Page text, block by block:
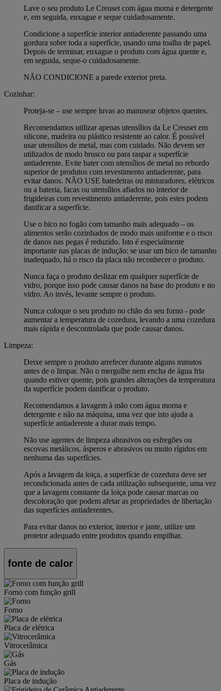
Lave o seu produto Le Creuset com água morna e detergente
e, em seguida, enxague e seque cuidadosamente.
Condicione a superfície interior antiaderente passando uma
gordura sobre toda a superfície, usando uma toalha de papel.
Depois de terminar, enxague o produto com água quente e,
em seguida, seque-o cuidadosamente.
NÃO CONDICIONE a parede exterior preta.
Cozinhar:
Proteja-se – use sempre luvas ao manusear objetos quentes.
Recomendamos utilizar apenas utensílios da Le Creuset em
silicone, madeira ou plástico resistente ao calor. É possível
usar utensílios de metal, mas com cuidado. Não devem ser
utilizados de modo brusco ou para raspar a superfície
antiaderente. Evite bater com utensílios de metal no rebordo
superior de produtos com revestimento antiaderente, para
evitar danos. NÃO USE batedeiras ou misturadores, elétricos
ou a bateria, facas ou utensílios afiados no interior de
frigideiras com revestimento antiaderente, pois estes podem
danificar a superfície.
Use o bico no fogão com tamanho mais adequado – os
alimentos serão cozinhados de modo mais uniforme e o risco
de danos nas pegas é reduzido. Isto é especialmente
importante nas placas de indução: se usar um bico de tamanho
inadequado, há o risco da placa não reconhecer o produto.
Nunca faça o produto deslizar em qualquer superfície de
vidro, porque isso pode causar danos na base do produto e no
vidro. Ao invés, levante sempre o produto.
Nunca coloque o seu produto no chão do seu forno - pode
aumentar a temperatura de cozedura, levando a uma cozedura
mais rápida e descontrolada que pode causar danos.
Limpeza:
Deixe sempre o produto arrefecer durante alguns minutos
antes de o limpar. Não o mergulhe nem encha de água fria
quando estiver quente, pois grandes alterações da temperatura
da superfície podem danificar o produto.
Recomendamos a lavagem à mão com água morna e
detergente e não na máquina, uma vez que isto ajuda a
superfície antiaderente a durar mais tempo.
Não use agentes de limpeza abrasivos ou esfregões ou
escovas metálicos, ásperos e abrasivos ou muito rígidos em
nenhuma das superfícies.
Após a lavagem da loiça, a superfície de cozedura deve ser
recondicionada antes de cada utilização subsequente, uma vez
que a lavagem constante da loiça pode causar marcas ou
descoloração que podem afetar as propriedades de libertação
das superfícies antiaderentes.
Para evitar danos no exterior, interior e jante, utilize um
protetor adequado entre produtos quando empilhar.
fonte de calor
Forno com função grill
Forno
Placa de elétrica
Vitrocerâmica
Gás
Placa de indução